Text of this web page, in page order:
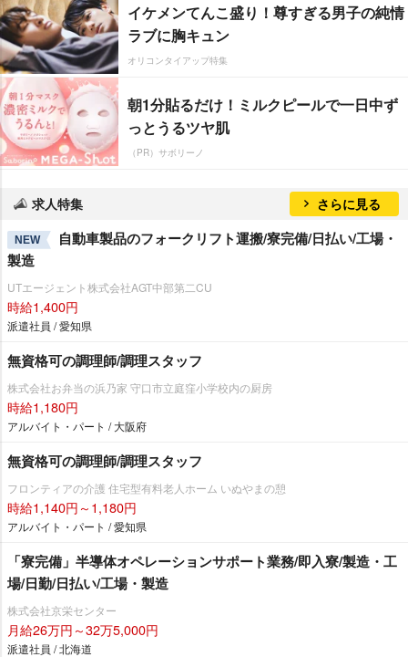
イケメンてんこ盛り！尊すぎる男子の純情
ラブに胸キュン
オリコンタイアップ特集
朝1分貼るだけ！ミルクピールで一日中ず
っとうるツヤ肌
（PR）サボリーノ
求人特集 さらに見る
NEW
自動車製品のフォークリフト運搬/寮完備/日払い/工場・
製造
UTエージェント株式会社AGT中部第二CU
時給1,400円
派遣社員 / 愛知県
無資格可の調理師/調理スタッフ
株式会社お弁当の浜乃家 守口市立庭窪小学校内の厨房
時給1,180円
アルバイト・パート / 大阪府
無資格可の調理師/調理スタッフ
フロンティアの介護 住宅型有料老人ホーム いぬやまの憩
時給1,140円～1,180円
アルバイト・パート / 愛知県
「寮完備」半導体オペレーションサポート業務/即入寮/製造・工
場/日勤/日払い/工場・製造
株式会社京栄センター
月給26万円～32万5,000円
派遣社員 / 北海道